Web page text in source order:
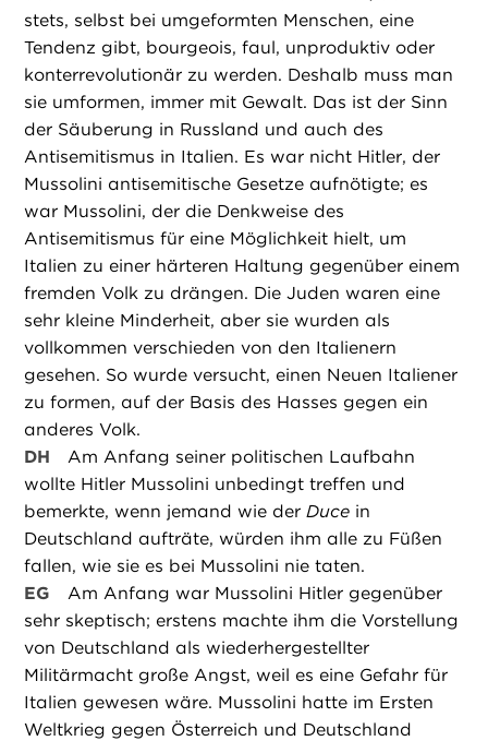
stets, selbst bei umgeformten Menschen, eine
Tendenz gibt, bourgeois, faul, unproduktiv oder
konterrevolutionär zu werden. Deshalb muss man
sie umformen, immer mit Gewalt. Das ist der Sinn
der Säuberung in Russland und auch des
Antisemitismus in Italien. Es war nicht Hitler, der
Mussolini antisemitische Gesetze aufnötigte; es
war Mussolini, der die Denkweise des
Antisemitismus für eine Möglichkeit hielt, um
Italien zu einer härteren Haltung gegenüber einem
fremden Volk zu drängen. Die Juden waren eine
sehr kleine Minderheit, aber sie wurden als
vollkommen verschieden von den Italienern
gesehen. So wurde versucht, einen Neuen Italiener
zu formen, auf der Basis des Hasses gegen ein
anderes Volk.
DH
Am Anfang seiner politischen Laufbahn
wollte Hitler Mussolini unbedingt treffen und
bemerkte, wenn jemand wie derDuce in
Deutschland aufträte, würden ihm alle zu Füßen
fallen, wie sie es bei Mussolini nie taten.
EG
Am Anfang war Mussolini Hitler gegenüber
sehr skeptisch; erstens machte ihm die Vorstellung
von Deutschland als wiederhergestellter
Militärmacht große Angst, weil es eine Gefahr für
Italien gewesen wäre. Mussolini hatte im Ersten
Weltkrieg gegen Österreich und Deutschland